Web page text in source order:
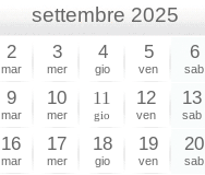
settembre 2025
2
mar
3
mer
4
gio
5
ven
6
sab
9
mar
10
mer
11
gio
12
ven
13
sab
16
mar
17
mer
18
gio
19
ven
20
sab